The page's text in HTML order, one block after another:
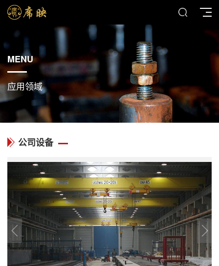
MENU
应用领域
公司设备